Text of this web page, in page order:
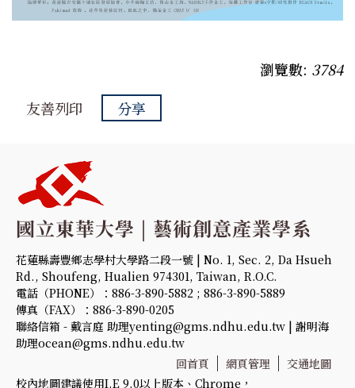
瀏覽數: 3784
友善列印
分享
花蓮縣壽豐鄉志學村大學路二段一號 | No. 1, Sec. 2, Da Hsueh
Rd., Shoufeng, Hualien 974301, Taiwan, R.O.C.
電話（PHONE）：886-3-890-5882 ; 886-3-890-5889
傳真（FAX）：886-3-890-0205
聯絡信箱 - 戴言庭 助理yenting@gms.ndhu.edu.tw | 謝明海
助理ocean@gms.ndhu.edu.tw
回首頁
網頁管理
交通地圖
校內地圖建議使用I.E 9.0以上版本、Chrome，